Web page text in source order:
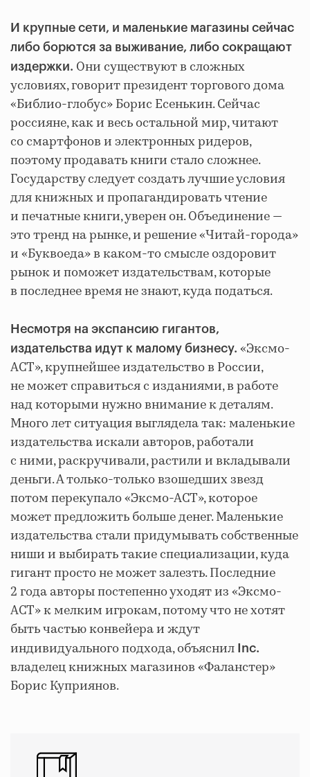
И крупные сети, и маленькие магазины сейчас
либо борются за выживание, либо сокращают
издержки. Они существуют в сложных
условиях, говорит президент торгового дома
«Библио-глобус» Борис Есенькин. Сейчас
россияне, как и весь остальной мир, читают
со смартфонов и электронных ридеров,
поэтому продавать книги стало сложнее.
Государству следует создать лучшие условия
для книжных и пропагандировать чтение
и печатные книги, уверен он. Объединение —
это тренд на рынке, и решение «Читай-города»
и «Буквоеда» в каком-то смысле оздоровит
рынок и поможет издательствам, которые
в последнее время не знают, куда податься.
Несмотря на экспансию гигантов,
издательства идут к малому бизнесу. «Эксмо-
АСТ», крупнейшее издательство в России,
не может справиться с изданиями, в работе
над которыми нужно внимание к деталям.
Много лет ситуация выглядела так: маленькие
издательства искали авторов, работали
с ними, раскручивали, растили и вкладывали
деньги. А только-только взошедших звезд
потом перекупало «Эксмо-АСТ», которое
может предложить больше денег. Маленькие
издательства стали придумывать собственные
ниши и выбирать такие специализации, куда
гигант просто не может залезть. Последние
2 года авторы постепенно уходят из «Эксмо-
АСТ» к мелким игрокам, потому что не хотят
быть частью конвейера и ждут
индивидуального подхода, объяснил
Inc.
владелец книжных магазинов «Фаланстер»
Борис Куприянов.